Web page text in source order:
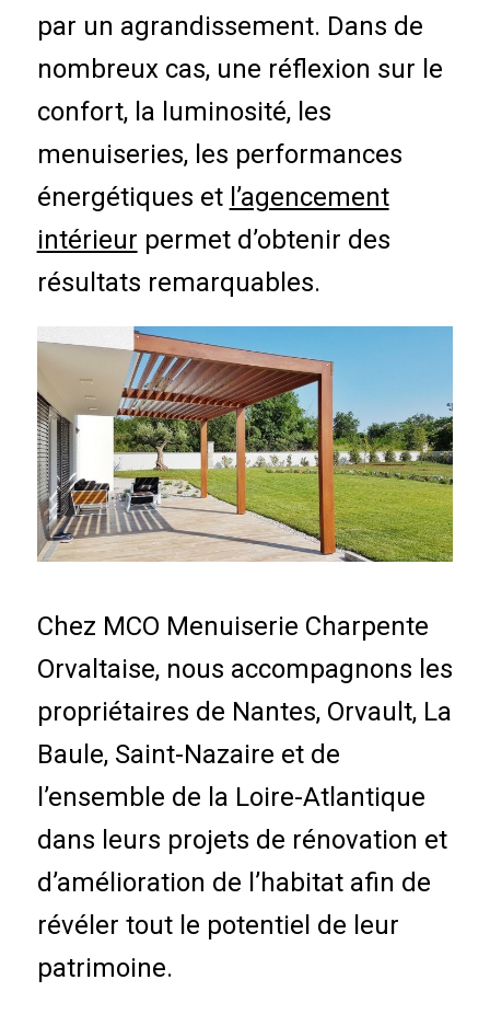
par un agrandissement. Dans de
nombreux cas, une réflexion sur le
confort, la luminosité, les
menuiseries, les performances
énergétiques et l’agencement
intérieur permet d’obtenir des
résultats remarquables.
Chez MCO Menuiserie Charpente
Orvaltaise, nous accompagnons les
propriétaires de Nantes, Orvault, La
Baule, Saint-Nazaire et de
l’ensemble de la Loire-Atlantique
dans leurs projets de rénovation et
d’amélioration de l’habitat afin de
révéler tout le potentiel de leur
patrimoine.